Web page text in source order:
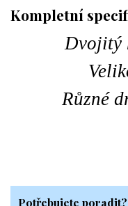
Kompletní
Dvojitý
Různé
Potřebujete poradit?